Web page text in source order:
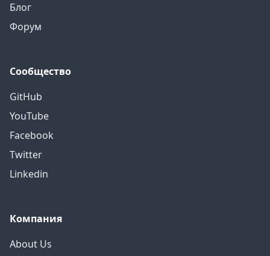
Блог
Форум
Сообщество
GitHub
YouTube
Facebook
Twitter
Linkedin
Компания
About Us